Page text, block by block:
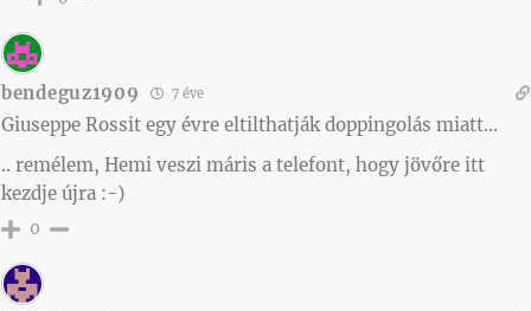
bendeguz1909 7 éve
Giuseppe Rossit egy évre eltilthatják doppingolás miatt…
.. remélem, Hemi veszi máris a telefont, hogy jövőre itt
kezdje újra :-)
0